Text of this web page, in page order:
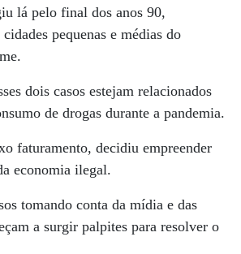
lá pelo final dos anos 90,
pequenas e médias do
dois casos estejam relacionados
de drogas durante a pandemia.
faturamento, decidiu empreender
economia ilegal.
tomando conta da mídia e das
a surgir palpites para resolver o